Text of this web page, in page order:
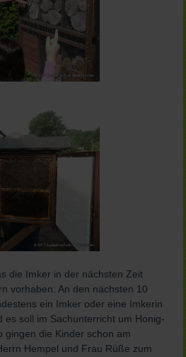
die Imker in der nächsten Zeit
vorhaben: An den nächsten 10
ein Imker oder eine Imkerin
es soll im Sachunterricht um Honig-
gingen die Kinder schon am
Hempel und Frau Rüße zum